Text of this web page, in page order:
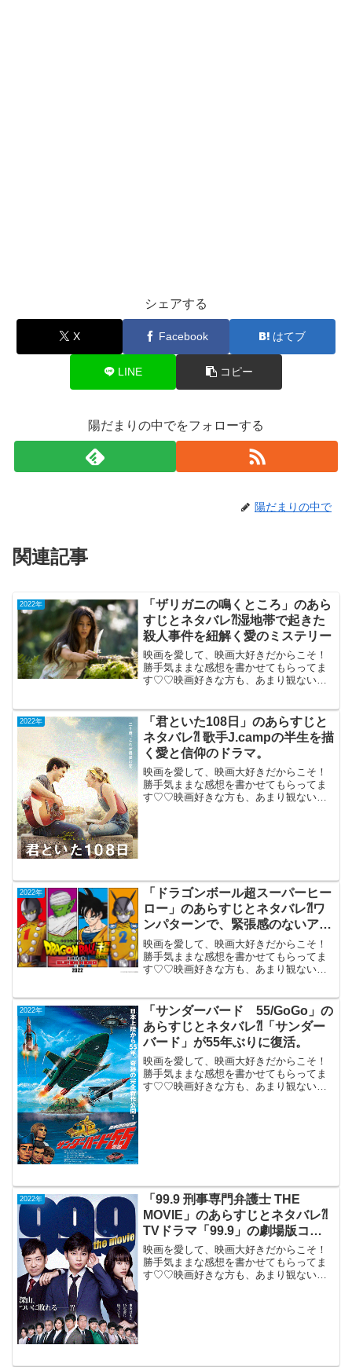
シェアする
X Facebook はてブ
LINE コピー
陽だまりの中でをフォローする
陽だまりの中で
関連記事
2022年
「ザリガニの鳴くところ」のあら
すじとネタバレ⁈湿地帯で起きた
殺人事件を紐解く愛のミステリー
映画を愛して、映画大好きだからこそ！
勝手気ままな感想を書かせてもらってま
す♡♡映画好きな方も、あまり観ない方
湿地帯で起きた殺人事件を紐解く愛のミ
ステリ...
2022年
「君といた108日」のあらすじと
ネタバレ⁈ 歌手J.campの半生を描
く愛と信仰のドラマ。
映画を愛して、映画大好きだからこそ！
勝手気ままな感想を書かせてもらってま
す♡♡映画好きな方も、あまり観ない方
2022年
「ドラゴンボール超スーパーヒー
ロー」のあらすじとネタバレ⁈ワ
ンパターンで、緊張感のないアク
ション・アニメ。
映画を愛して、映画大好きだからこそ！
勝手気ままな感想を書かせてもらってま
す♡♡映画好きな方も、あまり観ない方
開（99分）ワンパターンで、緊張感のな
いアクシ...
2022年
「サンダーバード 55/GoGo」の
あらすじとネタバレ⁈「サンダー
バード」が55年ぶりに復活。
映画を愛して、映画大好きだからこそ！
勝手気ままな感想を書かせてもらってま
す♡♡映画好きな方も、あまり観ない方
2022年
「99.9 刑事専門弁護士 THE
MOVIE」のあらすじとネタバレ⁈
TVドラマ「99.9」の劇場版コメ
デイ。
映画を愛して、映画大好きだからこそ！
勝手気ままな感想を書かせてもらってま
す♡♡映画好きな方も、あまり観ない方